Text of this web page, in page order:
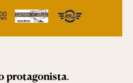
protagonista.